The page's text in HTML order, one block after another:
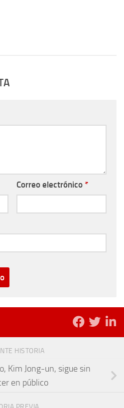
Correo electrónico *
HISTORIA
Kim Jong-un, sigue sin
en público